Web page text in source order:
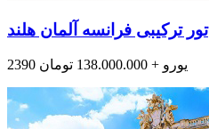
تور ترکیبی فرانسه آلمان هلند
2390 یورو + 138.000.000 تومان